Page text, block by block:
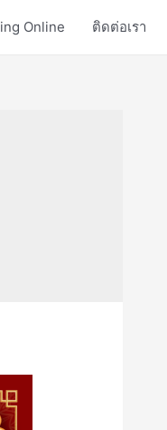
Online ติดต่อเรา